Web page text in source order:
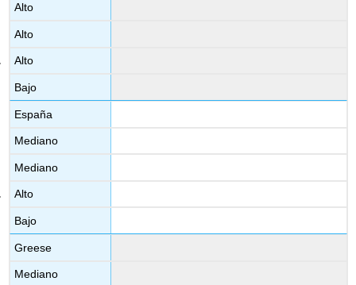
Alto
Alto
Alto
Bajo
España
Mediano
Mediano
Alto
Bajo
Greese
Mediano